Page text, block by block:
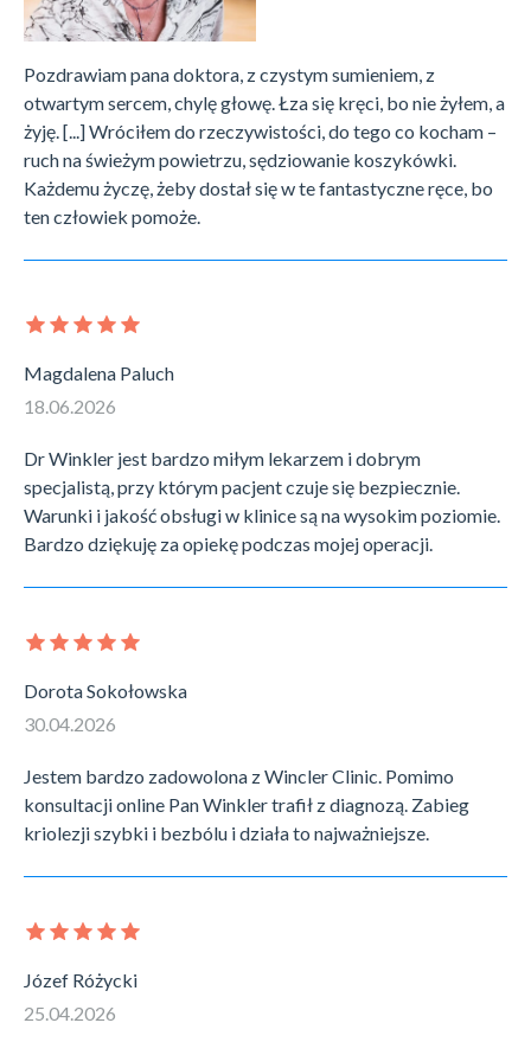
Pozdrawiam pana doktora, z czystym sumieniem, z
otwartym sercem, chylę głowę. Łza się kręci, bo nie żyłem, a
żyję. [...] Wróciłem do rzeczywistości, do tego co kocham –
ruch na świeżym powietrzu, sędziowanie koszykówki.
Każdemu życzę, żeby dostał się w te fantastyczne ręce, bo
ten człowiek pomoże.
Magdalena Paluch
18.06.2026
Dr Winkler jest bardzo miłym lekarzem i dobrym
specjalistą, przy którym pacjent czuje się bezpiecznie.
Warunki i jakość obsługi w klinice są na wysokim poziomie.
Bardzo dziękuję za opiekę podczas mojej operacji.
Dorota Sokołowska
30.04.2026
Jestem bardzo zadowolona z Wincler Clinic. Pomimo
konsultacji online Pan Winkler trafił z diagnozą. Zabieg
kriolezji szybki i bezbólu i działa to najważniejsze.
Józef Różycki
25.04.2026